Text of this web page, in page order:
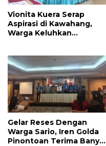
Vionita Kuera Serap
Aspirasi di Kawahang,
Warga Keluhkan
Gelar Reses Dengan
Warga Sario, Iren Golda
Pinontoan Terima Banyak